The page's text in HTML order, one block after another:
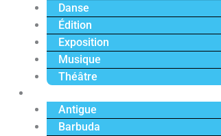
Danse
Édition
Exposition
Musique
Théâtre
Antigue
Barbuda